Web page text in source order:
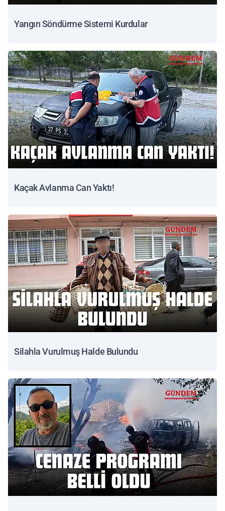
Yangın Söndürme Sistemi Kurdular
Kaçak Avlanma Can Yaktı!
Silahla Vurulmuş Halde Bulundu